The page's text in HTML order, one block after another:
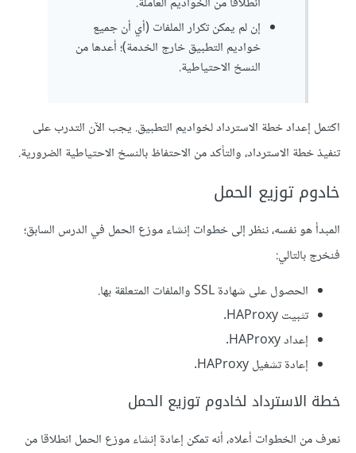
إن لم يمكن تكرار الملفات (أي أن جميع
خواديم التطبيق خارج الخدمة)؛ أعدها من
النسخ الاحتياطية.
اكتمل إعداد خطة الاسترداد لخواديم التطبيق. يجب الآن التدرب على
تنفيذ خطة الاسترداد، والتأكد من الاحتفاظ بالنسخ الاحتياطية الضرورية.
خادوم توزيع الحمل
المبدأ هو نفسه، ننظر إلى خطوات إنشاء موزع الحمل في الدرس السابق؛
فنخرج بالتالي:
الحصول على شهادة SSL والملفات المتعلقة بها.
تثبيت HAProxy.
إعداد HAProxy.
إعادة تشغيل HAProxy.
خطة الاسترداد لخادوم توزيع الحمل
نعرف من الخطوات أعلاه، أنه تمكن إعادة إنشاء موزع الحمل انطلاقا من